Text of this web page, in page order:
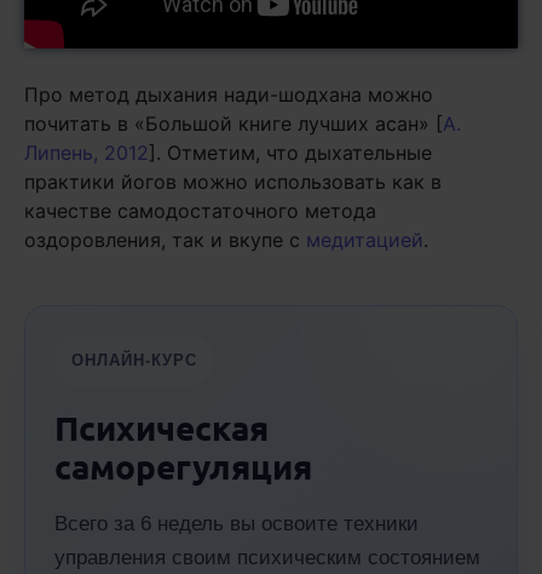
Про метод дыхания нади-шодхана можно
почитать в «Большой книге лучших асан» [А.
Липень, 2012]. Отметим, что дыхательные
практики йогов можно использовать как в
качестве самодостаточного метода
оздоровления, так и вкупе с медитацией.
ОНЛАЙН-КУРС
Психическая
саморегуляция
Всего за 6 недель вы освоите техники
управления своим психическим состоянием